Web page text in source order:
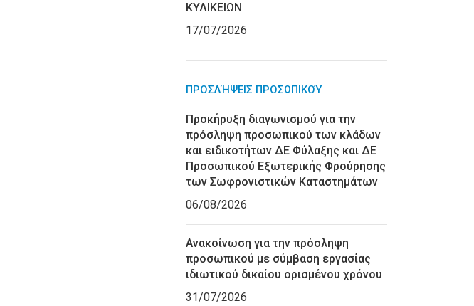
ΚΥΛΙΚΕΙΩΝ
17/07/2026
ΠΡΟΣΛΉΨΕΙΣ ΠΡΟΣΩΠΙΚΟΎ
Προκήρυξη διαγωνισμού για την
πρόσληψη προσωπικού των κλάδων
και ειδικοτήτων ΔΕ Φύλαξης και ΔΕ
Προσωπικού Εξωτερικής Φρούρησης
των Σωφρονιστικών Καταστημάτων
06/08/2026
Ανακοίνωση για την πρόσληψη
προσωπικού με σύμβαση εργασίας
ιδιωτικού δικαίου ορισμένου χρόνου
31/07/2026